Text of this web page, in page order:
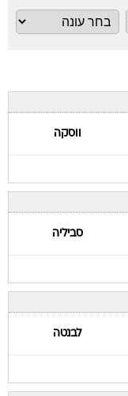
ווסקה
סביליה
לבנטה